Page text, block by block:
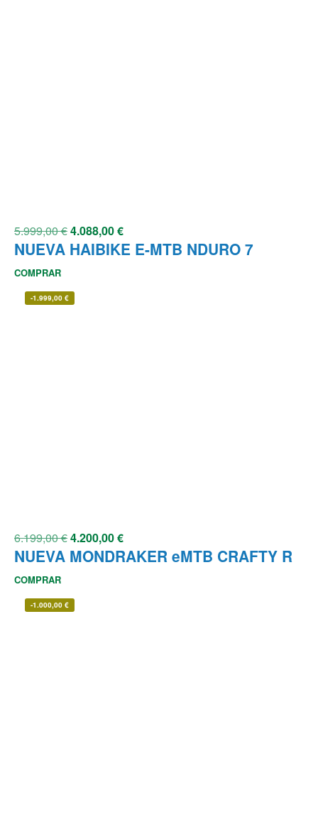
5.999,00€4.088,00€
NUEVA HAIBIKE E-MTB NDURO 7
COMPRAR
-1.999,00 €
6.199,00€4.200,00€
NUEVA MONDRAKER eMTB CRAFTY R
COMPRAR
-1.000,00 €